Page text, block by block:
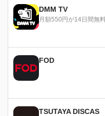
巨大化し
ン、炎山
球を襲う
熱斗たち
ビ、スラ
の未来を
ーオの試
える悪の
戦いは始ま
DMM TV
月額550円が14日間無料
FOD
TSUTAYA DISCAS